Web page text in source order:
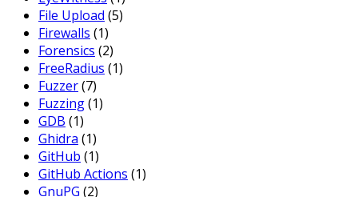
File Upload (5)
Firewalls (1)
Forensics (2)
FreeRadius (1)
Fuzzer(7)
Fuzzing(1)
GDB (1)
Ghidra (1)
GitHub (1)
GitHub Actions (1)
GnuPG (2)